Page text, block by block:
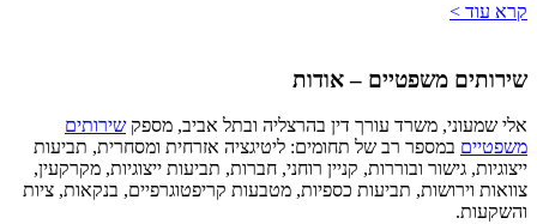
קרא עוד >
שירותים משפטיים – אודות
אלי שמעוני, משרד עורך דין בהרצליה ובתל אביב, מספק שירותים
משפטיים במספר רב של תחומים: ליטיגציה אזרחית ומסחרית, תביעות
ייצוגיות, גישור ובוררות, קניין רוחני, חברות, תביעות ייצוגיות, מקרקעין,
צוואות וירושות, תביעות כספיות, מטבעות קריפטוגרפיים, בנקאות, ציות
והשקעות.